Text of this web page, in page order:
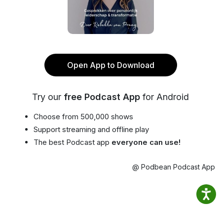
Open App to Download
Try our free Podcast App for Android
Choose from 500,000 shows
Support streaming and offline play
The best Podcast app everyone can use!
@ Podbean Podcast App